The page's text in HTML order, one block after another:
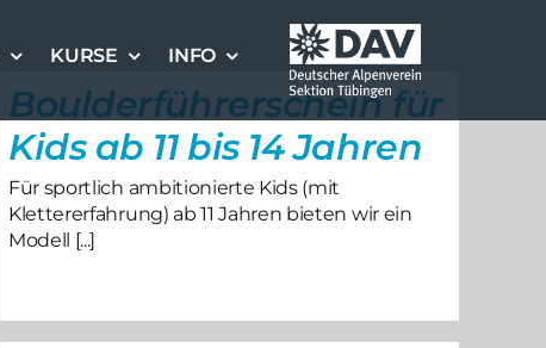
KURSE INFO
Boulderführerschein für
Kids ab 11 bis 14 Jahren
Für sportlich ambitionierte Kids (mit
Klettererfahrung) ab 11 Jahren bieten wir ein
Modell [...]